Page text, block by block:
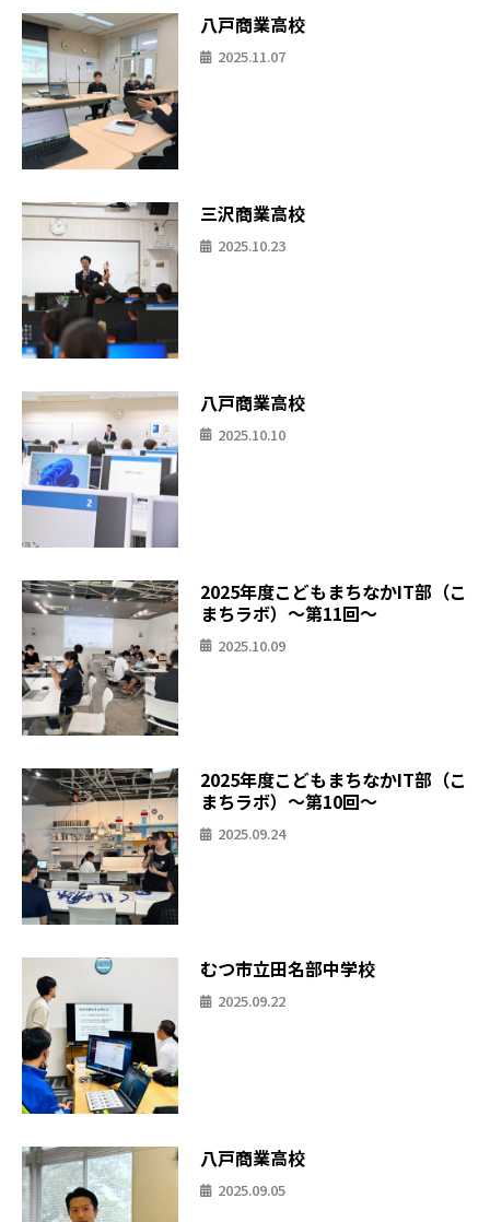
八戸商業高校
2025.11.07
三沢商業高校
2025.10.23
八戸商業高校
2025.10.10
2025年度こどもまちなかIT部（こ
まちラボ）〜第11回〜
2025.10.09
2025年度こどもまちなかIT部（こ
まちラボ）〜第10回〜
2025.09.24
むつ市立田名部中学校
2025.09.22
八戸商業高校
2025.09.05